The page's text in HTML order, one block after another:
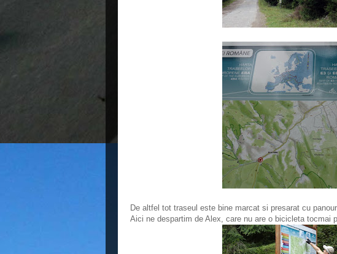
De altfel tot traseul este bine marcat si presarat cu
Aici ne despartim de Alex, care nu are o bicicleta tocmai